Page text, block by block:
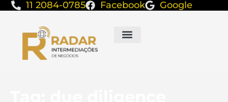
11 2084-0785 Facebook Google